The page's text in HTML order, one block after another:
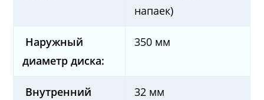
напаек)
Наружный
диаметр диска:
350 мм
Внутренний
32 мм